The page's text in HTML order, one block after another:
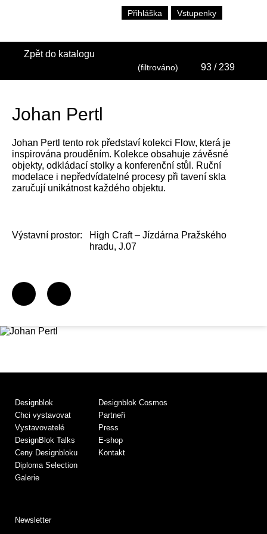
Přihláška Vstupenky
Zpět do katalogu
(filtrováno) 93 / 239
Johan Pertl
Johan Pertl tento rok představí kolekci Flow, která je
inspirována prouděním. Kolekce obsahuje závěsné
objekty, odkládací stolky a konferenční stůl. Ruční
modelace i nepředvídatelné procesy při tavení skla
zaručují unikátnost každého objektu.
Výstavní prostor:
High Craft – Jízdárna Pražského
hradu, J.07
Designblok
Chci vystavovat
Vystavovatelé
DesignBlok Talks
Ceny Designbloku
Diploma Selection
Galerie
Designblok Cosmos
Partneři
Press
E-shop
Kontakt
Newsletter